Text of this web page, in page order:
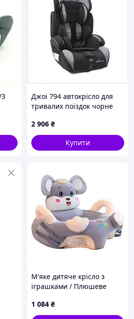
Джоі 794 автокрісло для
тривалих поїздок чорне
2 906 ₴
Купити
М'яке дитяче крісло з
іграшками / Плюшеве
бортиками для дітей
55х20х40см Сірий
1 084 ₴